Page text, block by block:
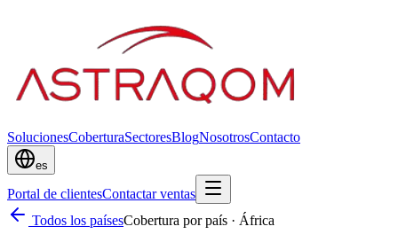
SolucionesCoberturaSectoresBlogNosotrosContacto
es
Portal de clientesContactar ventas
Todos los paísesCobertura por país · África